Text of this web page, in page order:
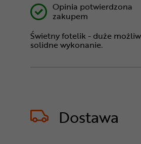
Opinia potwierdzona
zakupem
Świetny fotelik - duże
solidne wykonanie.
Dostawa